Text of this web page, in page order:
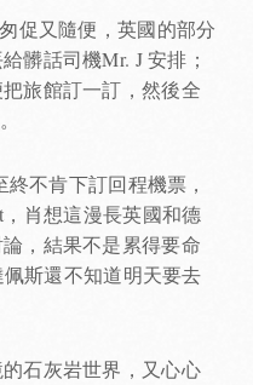
促又隨便，英國的部分
髒話司機Mr. J 安排；
旅館訂一訂，然後全
不肯下訂回程機票，
肖想這漫長英國和德
，結果不是累得要命
斯還不知道明天要去
石灰岩世界，又心心